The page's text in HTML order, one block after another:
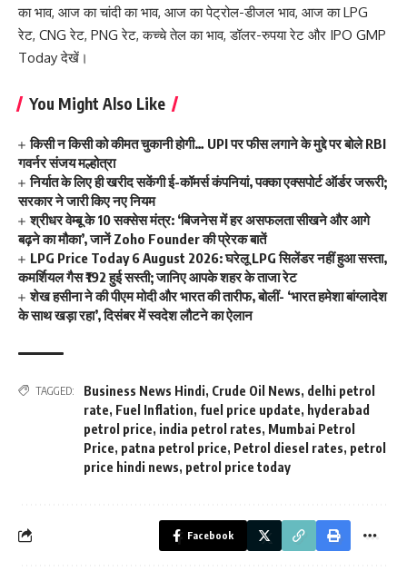
का भाव, आज का चांदी का भाव, आज का पेट्रोल-डीजल भाव, आज का LPG
रेट, CNG रेट, PNG रेट,कच्चे तेल का भाव,डॉलर-रुपया रेट और IPO GMP
Todayदेखें।
You Might Also Like
किसी न किसी को कीमत चुकानी होगी… UPI पर फीस लगाने के मुद्दे पर बोले RBI
गवर्नर संजय मल्होत्रा
निर्यात के लिए ही खरीद सकेंगी ई-कॉमर्स कंपनियां, पक्का एक्सपोर्ट ऑर्डर जरूरी;
सरकार ने जारी किए नए नियम
श्रीधर वेम्बू के 10 सक्सेस मंत्र: ‘बिजनेस में हर असफलता सीखने और आगे
बढ़ने का मौका’, जानें Zoho Founder की प्रेरक बातें
LPG Price Today 6 August 2026: घरेलू LPG सिलेंडर नहीं हुआ सस्ता,
कमर्शियल गैस ₹192 हुई सस्ती; जानिए आपके शहर के ताजा रेट
शेख हसीना ने की पीएम मोदी और भारत की तारीफ, बोलीं- ‘भारत हमेशा बांग्लादेश
के साथ खड़ा रहा’, दिसंबर में स्वदेश लौटने का ऐलान
TAGGED: Business News Hindi, Crude Oil News, delhi petrol
rate, Fuel Inflation, fuel price update, hyderabad
petrol price, india petrol rates, Mumbai Petrol
Price, patna petrol price, Petrol diesel rates, petrol
price hindi news, petrol price today
Facebook